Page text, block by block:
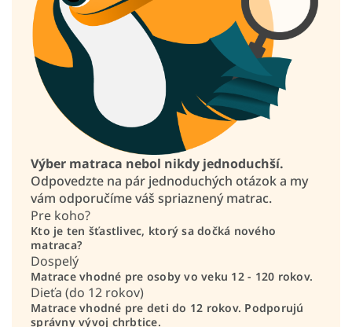
Výber matraca nebol nikdy jednoduchší.
Odpovedzte na pár jednoduchých otázok a my
vám odporučíme váš spriaznený matrac.
Pre koho?
Kto je ten šťastlivec, ktorý sa dočká nového
matraca?
Dospelý
Matrace vhodné pre osoby vo veku 12 - 120 rokov.
Dieťa (do 12 rokov)
Matrace vhodné pre deti do 12 rokov. Podporujú
správny vývoj chrbtice.